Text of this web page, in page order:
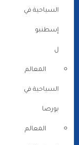
السياحية في
إسطنبو
ل
المعالم
السياحية في
بورصا
المعالم